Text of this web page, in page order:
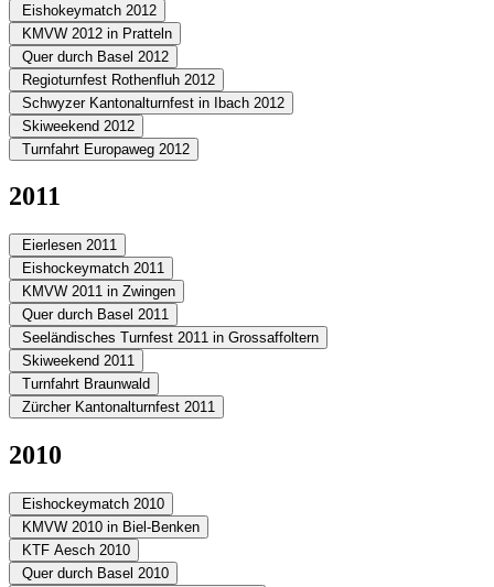
Eishokeymatch 2012
KMVW 2012 in Pratteln
Quer durch Basel 2012
Regioturnfest Rothenfluh 2012
Schwyzer Kantonalturnfest in Ibach 2012
Skiweekend 2012
Turnfahrt Europaweg 2012
2011
Eierlesen 2011
Eishockeymatch 2011
KMVW 2011 in Zwingen
Quer durch Basel 2011
Seeländisches Turnfest 2011 in Grossaffoltern
Skiweekend 2011
Turnfahrt Braunwald
Zürcher Kantonalturnfest 2011
2010
Eishockeymatch 2010
KMVW 2010 in Biel-Benken
KTF Aesch 2010
Quer durch Basel 2010